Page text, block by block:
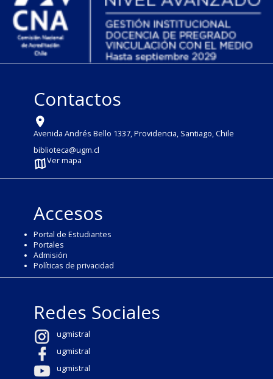
Contactos
Avenida Andrés Bello 1337, Providencia, Santiago, Chile
biblioteca@ugm.cl
Ver mapa
Accesos
Portal de Estudiantes
Portales
Admisión
Políticas de privacidad
Redes Sociales
ugmistral
ugmistral
ugmistral